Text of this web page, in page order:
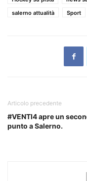
salerno attualità
Sport
Articolo precedente
#VENTI4 apre un
punto a Salerno.